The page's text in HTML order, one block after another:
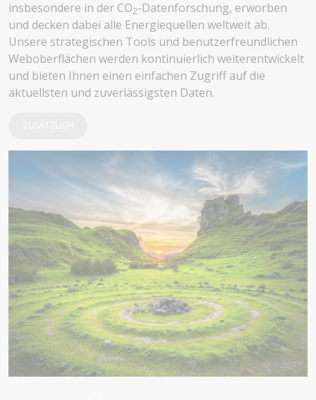
insbesondere in der CO2-Datenforschung, erworben
und decken dabei alle Energiequellen weltweit ab.
Unsere strategischen Tools und benutzerfreundlichen
Weboberflächen werden kontinuierlich weiterentwickelt
und bieten Ihnen einen einfachen Zugriff auf die
aktuellsten und zuverlässigsten Daten.